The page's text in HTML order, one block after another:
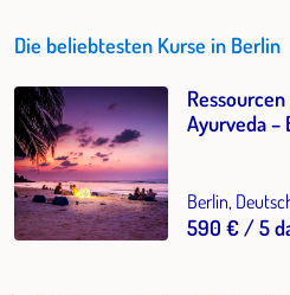
Die beliebtesten Kurse in Berlin
Ayurveda –
Berlin,
590 € / 5